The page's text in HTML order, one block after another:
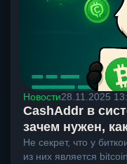
Новости28.11.2025
CashAddr в
зачем нужен,
Не секрет, что у
из них является